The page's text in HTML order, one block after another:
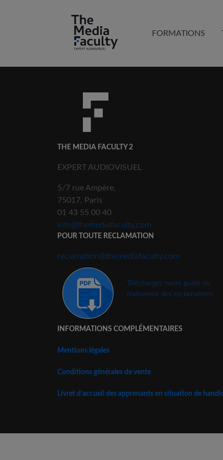
FORMATIONS
THE MEDIA FACULTY 2
EXPERT AUDIOVISUEL
5/7 rue Ampère,
75017, Paris
01 43 55 00 40
info@themediafaculty.com
POUR TOUTE RECLAMATION
reclamation@themediafaculty.com
Téléchargez notre guide de
traitement des reclamations
INFORMATIONS COMPLÉMENTAIRES
Mentions légales
Conditions générales de vente
Livret d’accueil des apprenants en situation de